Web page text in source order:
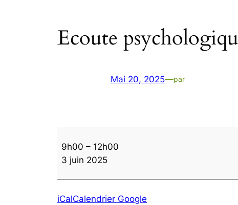
Ecoute
Mai 20, 2025—par
psychologique
sur
9h00 – 12h00
3 juin 2025
iCalCalendrier Google